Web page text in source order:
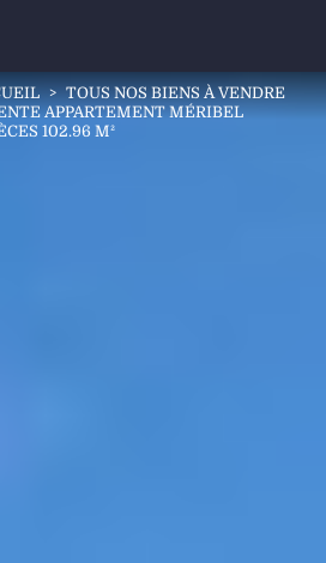
> TOUS NOS BIENS À VENDRE
APPARTEMENT MÉRIBEL
102.96 M²